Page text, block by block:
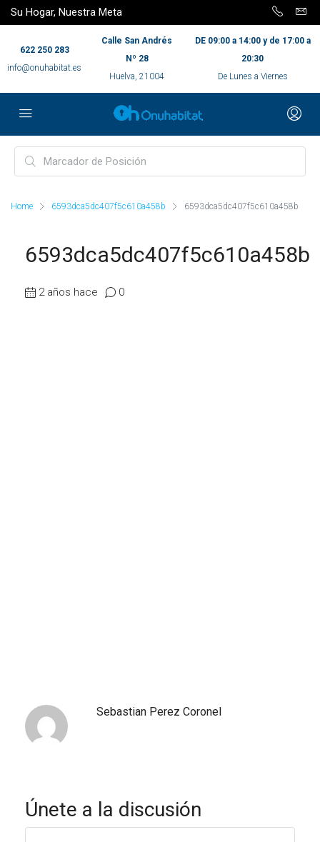
Su Hogar, Nuestra Meta
622 250 283
info@onuhabitat.es
Calle San Andrés
Nº 28
Huelva, 21004
DE 09:00 a 14:00 y de 17:00 a
20:30
De Lunes a Viernes
Home 6593dca5dc407f5c610a458b 6593dca5dc407f5c610a458b
6593dca5dc407f5c610a458b
2 años hace 0
Sebastian Perez Coronel
Únete a la discusión